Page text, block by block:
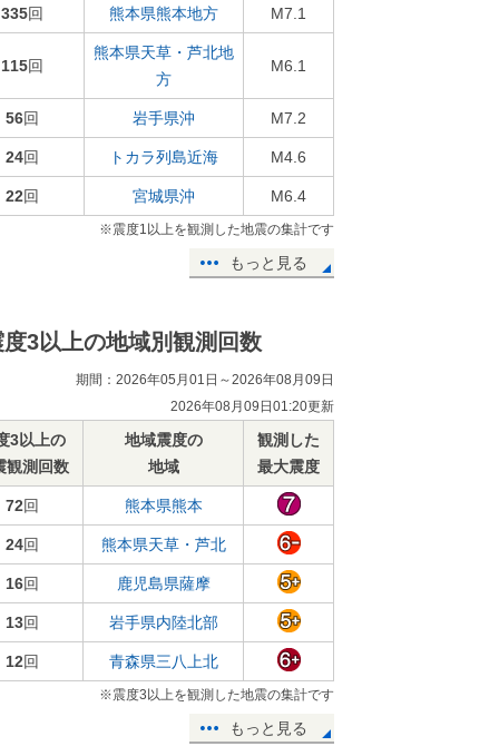
335回 熊本県熊本地方 M7.1
115回
熊本県天草・芦北地
方
M6.1
56回 岩手県沖 M7.2
24回 トカラ列島近海 M4.6
22回 宮城県沖 M6.4
※震度1以上を観測した地震の集計です
もっと見る
度3以上の地域別観測回数
期間：2026年05月01日～2026年08月09日
2026年08月09日01:20更新
3以上の
観測回数
地域震度の
地域
観測した
最大震度
72回 熊本県熊本
24回 熊本県天草・芦北
16回 鹿児島県薩摩
13回 岩手県内陸北部
12回 青森県三八上北
※震度3以上を観測した地震の集計です
もっと見る